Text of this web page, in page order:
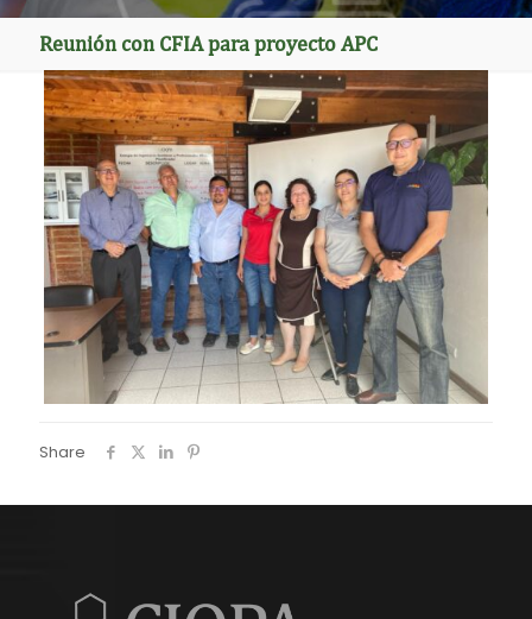
Reunión con CFIA para proyecto APC
Share